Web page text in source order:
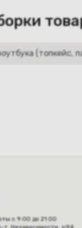
(топкейс,
с 9:00 до 21:00